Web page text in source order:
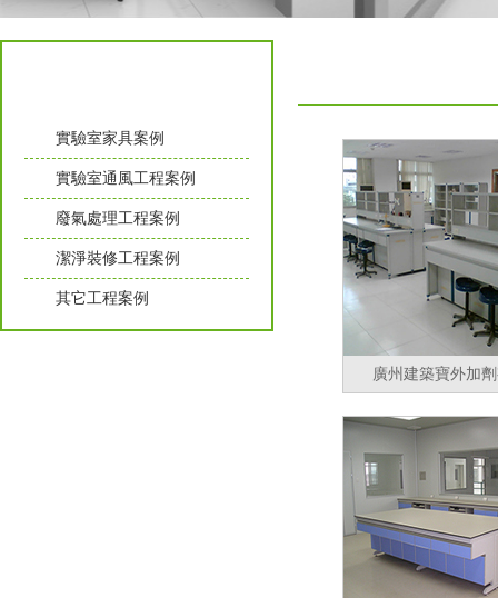
實驗室家具案例
實驗室通風工程案例
廢氣處理工程案例
潔淨裝修工程案例
其它工程案例
廣州建築寶外加